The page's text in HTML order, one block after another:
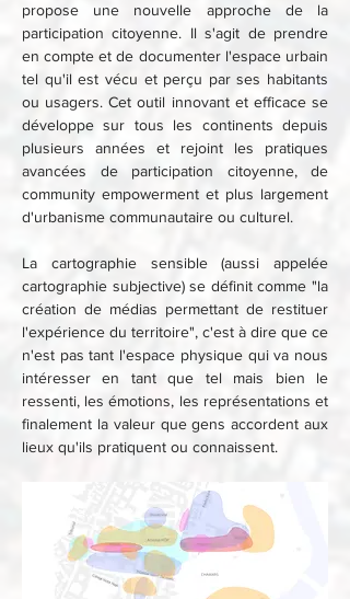
propose une nouvelle approche de la
participation citoyenne. Il s'agit de prendre
en compte et de documenter l'espace urbain
tel qu'il est vécu et perçu par ses habitants
ou usagers. Cet outil innovant et efficace se
développe sur tous les continents depuis
plusieurs années et rejoint les pratiques
avancées de participation citoyenne, de
community empowerment et plus largement
d'urbanisme communautaire ou culturel.
La cartographie sensible (aussi appelée
cartographie subjective) se définit comme "la
création de médias permettant de restituer
l'expérience du territoire", c'est à dire que ce
n'est pas tant l'espace physique qui va nous
intéresser en tant que tel mais bien le
ressenti, les émotions, les représentations et
finalement la valeur que gens accordent aux
lieux qu'ils pratiquent ou connaissent.